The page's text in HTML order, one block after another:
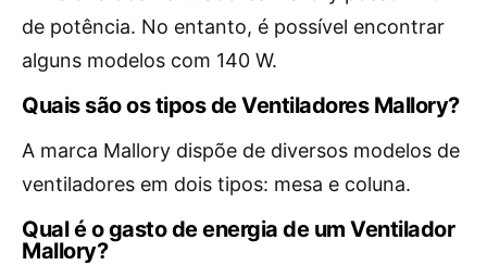
de potência. No entanto, é possível encontrar
alguns modelos com 140 W.
Quais são os tipos de Ventiladores Mallory?
A marca Mallory dispõe de diversos modelos de
ventiladores em dois tipos: mesa e coluna.
Qual é o gasto de energia de um Ventilador
Mallory?